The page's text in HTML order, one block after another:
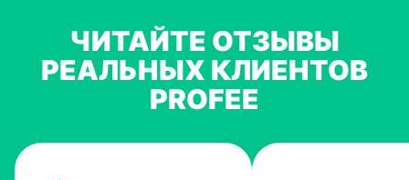
ЧИТАЙТЕ ОТЗЫВЫ
РЕАЛЬНЫХ КЛИЕНТОВ
PROFEE